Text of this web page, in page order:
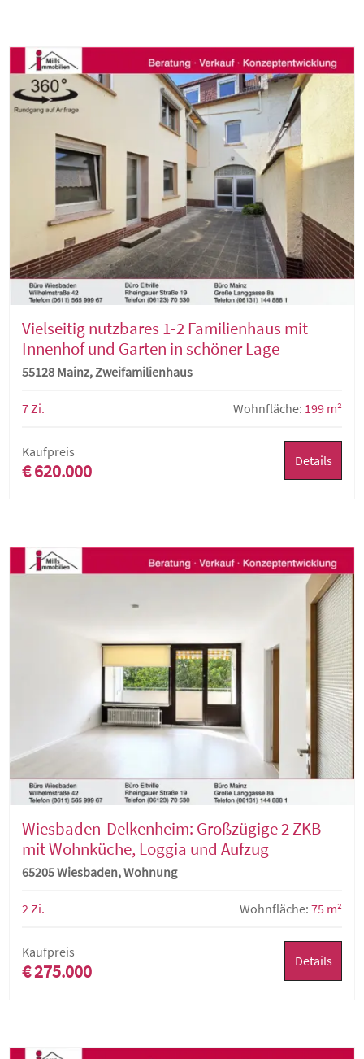
Vielseitig nutzbares 1-2 Familienhaus mit
Innenhof und Garten in schöner Lage
55128 Mainz, Zweifamilienhaus
7 Zi. Wohnfläche: 199 m²
Kaufpreis
€ 620.000 Details
Wiesbaden-Delkenheim: Großzügige 2 ZKB
mit Wohnküche, Loggia und Aufzug
65205 Wiesbaden, Wohnung
2 Zi. Wohnfläche: 75 m²
Kaufpreis
€ 275.000 Details